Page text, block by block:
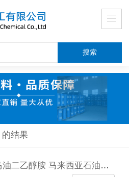
的结果
马石油三乙醇胺TEA 马油二乙醇胺 马来西亚石油一乙醇胺 Triethanolamine 99%